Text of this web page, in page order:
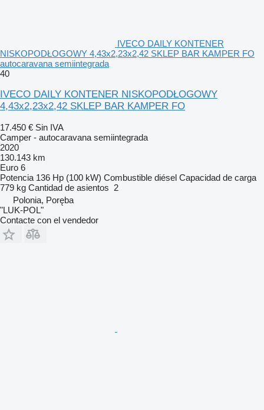
IVECO DAILY KONTENER
NISKOPODŁOGOWY 4,43x2,23x2,42 SKLEP BAR KAMPER FO
autocaravana semiintegrada
40
IVECO DAILY KONTENER NISKOPODŁOGOWY
4,43x2,23x2,42 SKLEP BAR KAMPER FO
17.450 € Sin IVA
Camper - autocaravana semiintegrada
2020
130.143 km
Euro 6
Potencia 136 Hp (100 kW) Combustible diésel Capacidad de carga
779 kg Cantidad de asientos 2
Polonia, Poręba
"LUK-POL"
Contacte con el vendedor